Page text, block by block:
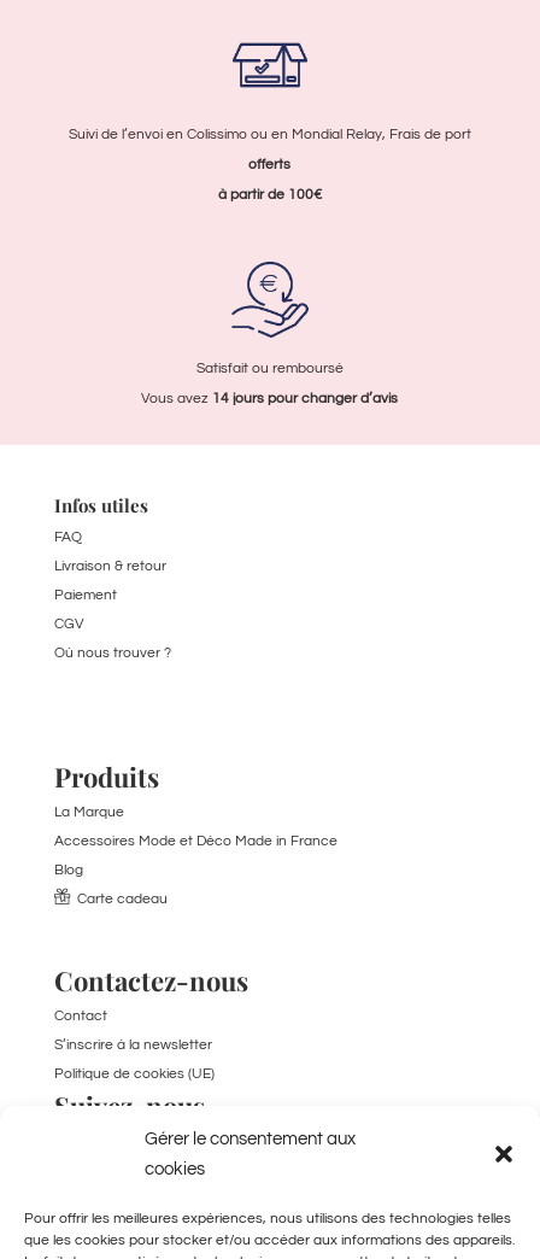
Gérer le consentement aux
cookies
Pour offrir les meilleures expériences, nous utilisons des technologies telles
que les cookies pour stocker et/ou accéder aux informations des appareils.
Suivi de l’envoi en Colissimo ou en Mondial Relay, Frais de port
offerts
à partir de 100€
Satisfait ou remboursé
Vous avez 14 jours pourchanger d’avis
Infos utiles
FAQ
Livraison & retour
Paiement
CGV
Où nous trouver ?
Produits
La Marque
Accessoires Mode et Déco Made in France
Blog
Carte cadeau
Contactez-nous
Contact
S’inscrire à la newsletter
Politique de cookies (UE)
Suivez-nous
TikTok